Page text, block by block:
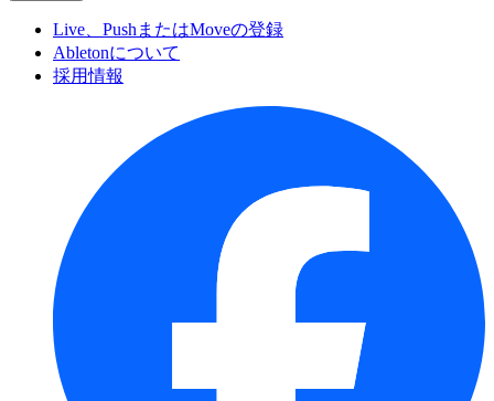
Live、PushまたはMoveの登録
Abletonについて
採用情報